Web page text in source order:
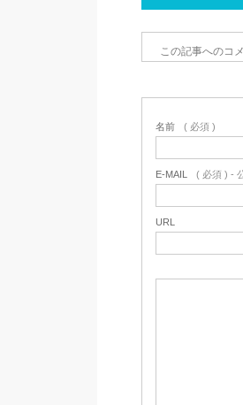
この記事へのコ
名前 ( 必須 )
E-MAIL ( 必須 ) -
URL